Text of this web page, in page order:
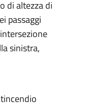
di altezza di
passaggi
sinistra,